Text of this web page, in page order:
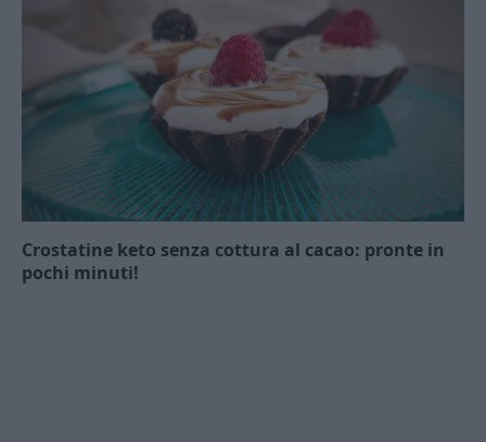
Crostatine keto senza cottura al cacao: pronte in
pochi minuti!